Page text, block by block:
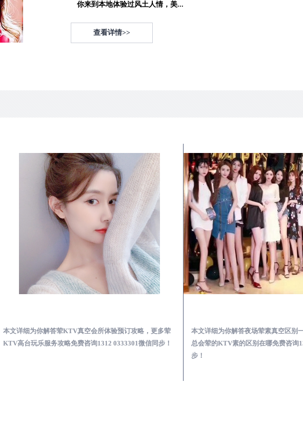
你来到本地体验过风土人情，美...
查看详情>>
本文详细为你解答荤KTV真空会所体验预订攻略，更多荤
KTV高台玩乐服务攻略免费咨询1312 0333301微信同步！
本文详细为你解答夜场荤素真空区别
总会荤的KTV素的区别在哪免费咨询
步！